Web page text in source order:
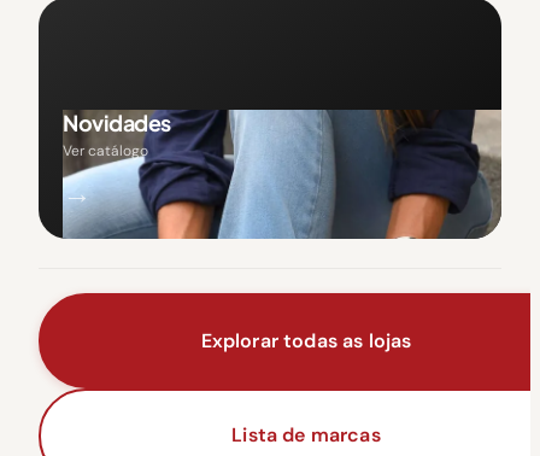
Novidades
Ver catálogo
→
Explorar todas as lojas
Lista de marcas